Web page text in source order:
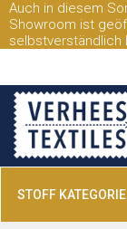
Auch in diesem
Showroom ist
selbstverständlich
STOFF